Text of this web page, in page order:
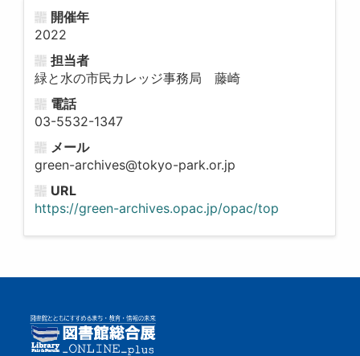
開催年
2022
担当者
緑と水の市民カレッジ事務局 藤崎
電話
03-5532-1347
メール
green-archives@tokyo-park.or.jp
URL
https://green-archives.opac.jp/opac/top